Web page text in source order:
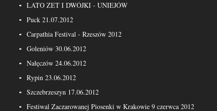
LATO ZET I DWÓJKI - UNIEJÓW
Puck 21.07.2012
Carpathia Festival - Rzeszów 2012
Goleniów 30.06.2012
Nałęczów 24.06.2012
Rypin 23.06.2012
Szczebrzeszyn 17.06.2012
Festiwal Zaczarowanej Piosenki w Krakowie 9 czerwca 2012